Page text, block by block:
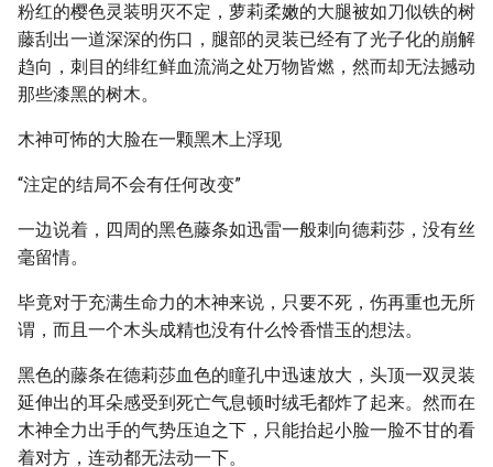
粉红的樱色灵装明灭不定，萝莉柔嫩的大腿被如刀似铁的树
藤刮出一道深深的伤口，腿部的灵装已经有了光子化的崩解
趋向，刺目的绯红鲜血流淌之处万物皆燃，然而却无法撼动
那些漆黑的树木。
木神可怖的大脸在一颗黑木上浮现
“注定的结局不会有任何改变”
一边说着，四周的黑色藤条如迅雷一般刺向德莉莎，没有丝
毫留情。
毕竟对于充满生命力的木神来说，只要不死，伤再重也无所
谓，而且一个木头成精也没有什么怜香惜玉的想法。
黑色的藤条在德莉莎血色的瞳孔中迅速放大，头顶一双灵装
延伸出的耳朵感受到死亡气息顿时绒毛都炸了起来。然而在
木神全力出手的气势压迫之下，只能抬起小脸一脸不甘的看
着对方，连动都无法动一下。